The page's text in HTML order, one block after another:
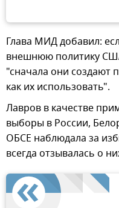
Глава МИД добавил:
внешнюю политику
"сначала они создают
как их использовать".
Лавров в качестве
выборы в России,
ОБСЕ наблюдала за
всегда отзывалась о